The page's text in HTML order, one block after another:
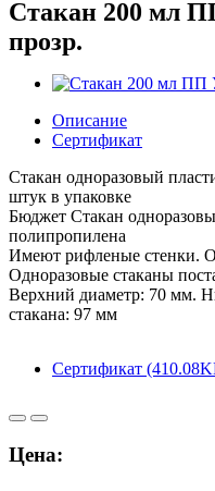
Стакан 200 мл
прозр.
Описание
Сертификат
Стакан одноразовый
штук в упаковке
Бюджет Стакан
полипропилена
Имеют рифленые стенки.
Одноразовые стаканы
Верхний диаметр: 70 мм.
стакана: 97 мм
Сертификат
Цена: